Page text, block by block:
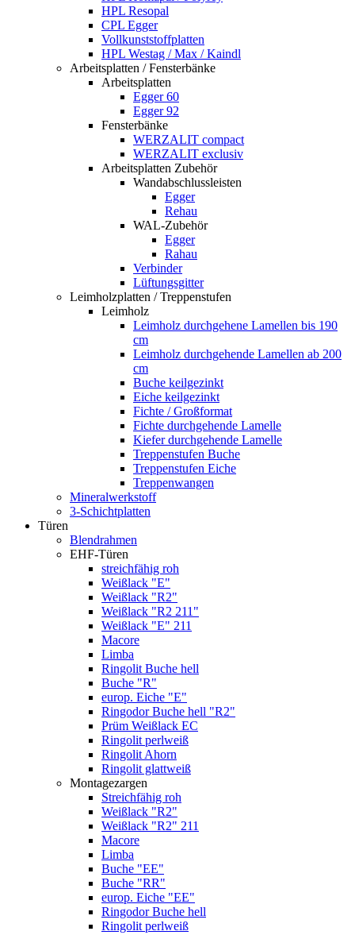
HPL Resopal
CPL Egger
Vollkunststoffplatten
HPL Westag / Max / Kaindl
Arbeitsplatten / Fensterbänke
Arbeitsplatten
Egger 60
Egger 92
Fensterbänke
WERZALIT compact
WERZALIT exclusiv
Arbeitsplatten Zubehör
Wandabschlussleisten
Egger
Rehau
WAL-Zubehör
Egger
Rahau
Verbinder
Lüftungsgitter
Leimholzplatten / Treppenstufen
Leimholz
Leimholz durchgehene Lamellen bis 190
cm
Leimholz durchgehende Lamellen ab 200
cm
Buche keilgezinkt
Eiche keilgezinkt
Fichte / Großformat
Fichte durchgehende Lamelle
Kiefer durchgehende Lamelle
Treppenstufen Buche
Treppenstufen Eiche
Treppenwangen
Mineralwerkstoff
3-Schichtplatten
Türen
Blendrahmen
EHF-Türen
streichfähig roh
Weißlack "E"
Weißlack "R2"
Weißlack "R2 211"
Weißlack "E" 211
Macore
Limba
Ringolit Buche hell
Buche "R"
europ. Eiche "E"
Ringodor Buche hell "R2"
Prüm Weißlack EC
Ringolit perlweiß
Ringolit Ahorn
Ringolit glattweiß
Montagezargen
Streichfähig roh
Weißlack "R2"
Weißlack "R2" 211
Macore
Limba
Buche "EE"
Buche "RR"
europ. Eiche "EE"
Ringodor Buche hell
Ringolit perlweiß